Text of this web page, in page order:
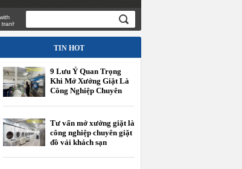
TIN HOT
9 Lưu Ý Quan Trọng
Khi Mở Xưởng Giặt Là
Công Nghiệp Chuyên
Tư vấn mở xưởng giặt là
công nghiệp chuyên giặt
đồ vải khách sạn